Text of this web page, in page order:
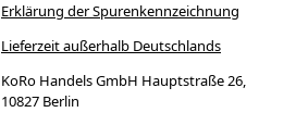
Erklärung der Spurenkennzeichnung
Lieferzeit außerhalb Deutschlands
KoRo Handels GmbH Hauptstraße 26,
10827 Berlin